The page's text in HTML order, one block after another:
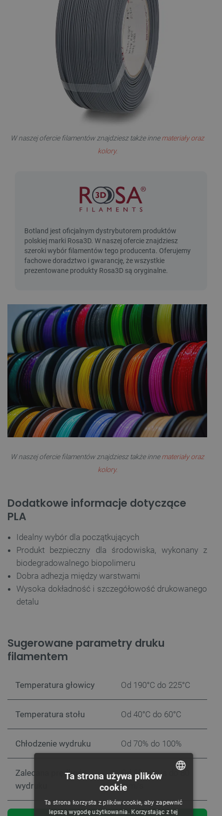
W naszej ofercie filamentów znajdziesz także innemateriały oraz
kolory.
W naszej ofercie filamentów znajdziesz także innemateriały oraz
kolory.
Dodatkowe informacje dotyczące
PLA
Idealny wybór dla początkujących
Produkt bezpieczny dla środowiska, wykonany z
biodegradowalnego biopolimeru
Dobra adhezja między warstwami
Wysoka dokładność i szczegółowość drukowanego
detalu
Sugerowane parametry druku
filamentem
Temperatura głowicy Od 190°C do 225°C
Temperatura stołu Od 40°C do 60°C
Chłodzenie wydruku Od 70% do 100%
Zalecana prędkość
wydruku
Od 60 mm/s do 80
mm/s
CZECH
Ta strona używa plików
cookie
Ta strona korzysta z plików cookie, aby zapewnić
lepszą wygodę użytkowania. Korzystając z tej